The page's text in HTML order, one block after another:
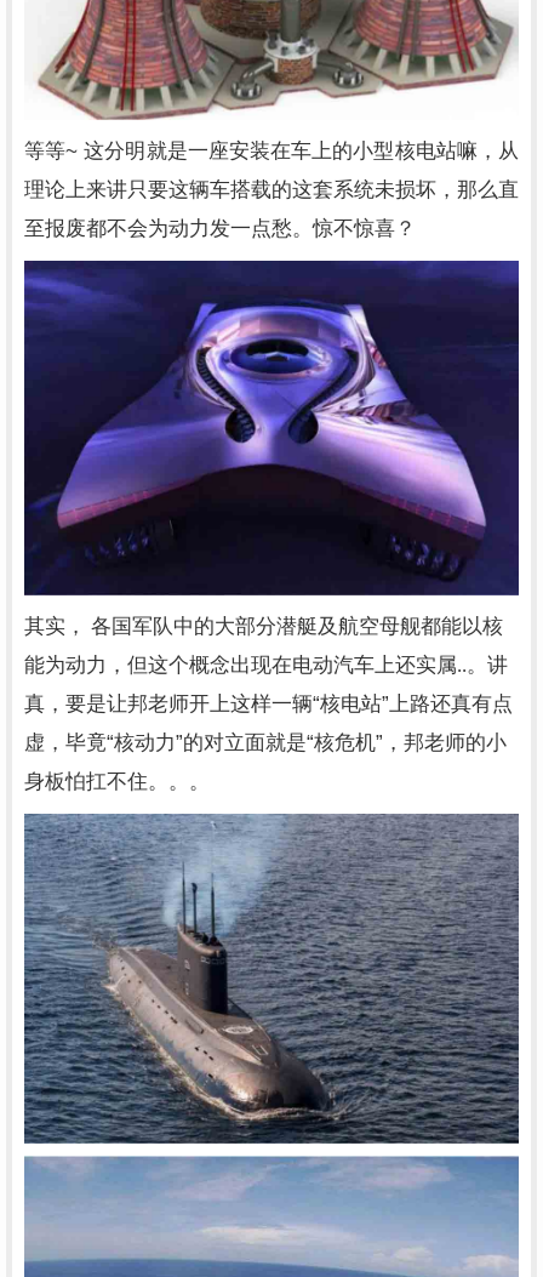
等等~这分明就是一座安装在车上的小型核电站嘛，从
理论上来讲只要这辆车搭载的这套系统未损坏，那么直
至报废都不会为动力发一点愁。惊不惊喜？
其实， 各国军队中的大部分潜艇及航空母舰都能以核
能为动力，但这个概念出现在电动汽车上还实属..。讲
真，要是让邦老师开上这样一辆“核电站”上路还真有点
虚，毕竟“核动力”的对立面就是“核危机” ，邦老师的小
身板怕扛不住。。。